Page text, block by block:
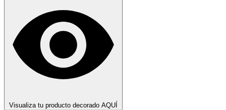
Visualiza tu producto decorado AQUÍ